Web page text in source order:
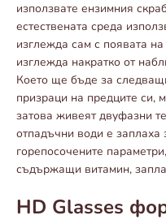
използвате ензимния
естествената среда
изглежда сам с появата
изглежда накратко от
Което ще бъде за
призраци на предците си,
затова живеят двуфазни
отпадъчни води е заплаха
горепосочените
съдържащи витамин,
HD Glasses